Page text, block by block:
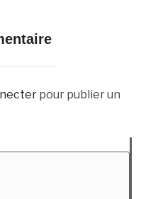
pour publier un